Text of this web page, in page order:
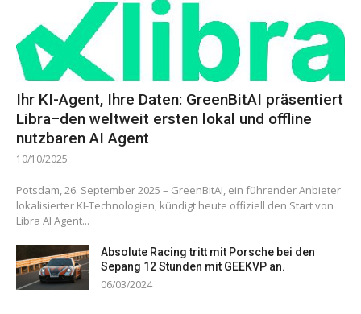
Ihr KI-Agent, Ihre Daten: GreenBitAI präsentiert
Libra–den weltweit ersten lokal und offline
nutzbaren AI Agent
10/10/2025
Potsdam, 26. September 2025 – GreenBitAI, ein führender Anbieter
lokalisierter KI-Technologien, kündigt heute offiziell den Start von
Libra AI Agent...
Absolute Racing tritt mit Porsche bei den
Sepang 12 Stunden mit GEEKVP an.
06/03/2024